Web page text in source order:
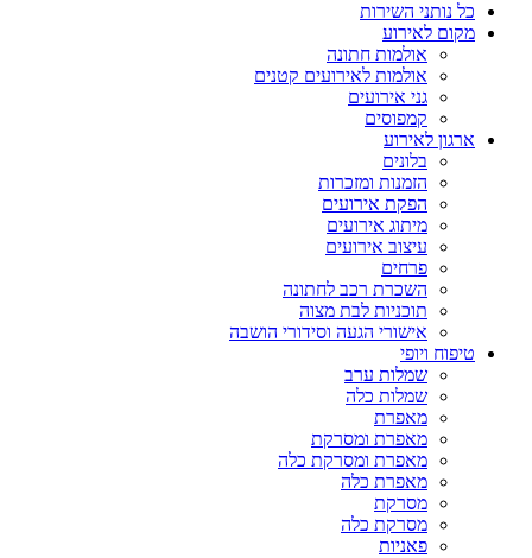
כל נותני השירות
מקום לאירוע
אולמות חתונה
אולמות לאירועים קטנים
גני אירועים
קמפוסים
ארגון לאירוע
בלונים
הזמנות ומזכרות
הפקת אירועים
מיתוג אירועים
עיצוב אירועים
פרחים
השכרת רכב לחתונה
תוכניות לבת מצוה
אישורי הגעה וסידורי הושבה
טיפוח ויופי
שמלות ערב
שמלות כלה
מאפרת
מאפרת ומסרקת
מאפרת ומסרקת כלה
מאפרת כלה
מסרקת
מסרקת כלה
פאניות